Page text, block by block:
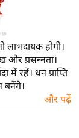
लाभदायक होगी।
और प्रसन्नता।
में रहें। धन प्राप्ति
बनेंगे।
और पढ़ें